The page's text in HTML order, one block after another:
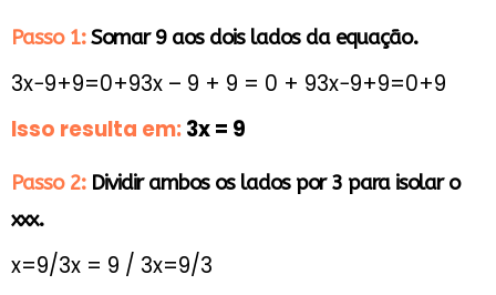
Passo 1:Somar 9 aos dois lados da equação.
3x−9+9=0+93x – 9 + 9 = 0 + 93x−9+9=0+9
Isso resulta em:3x = 9
Passo 2: Dividir ambos os lados por 3 para isolar o
xxx.
x=9/3x = 9 / 3x=9/3